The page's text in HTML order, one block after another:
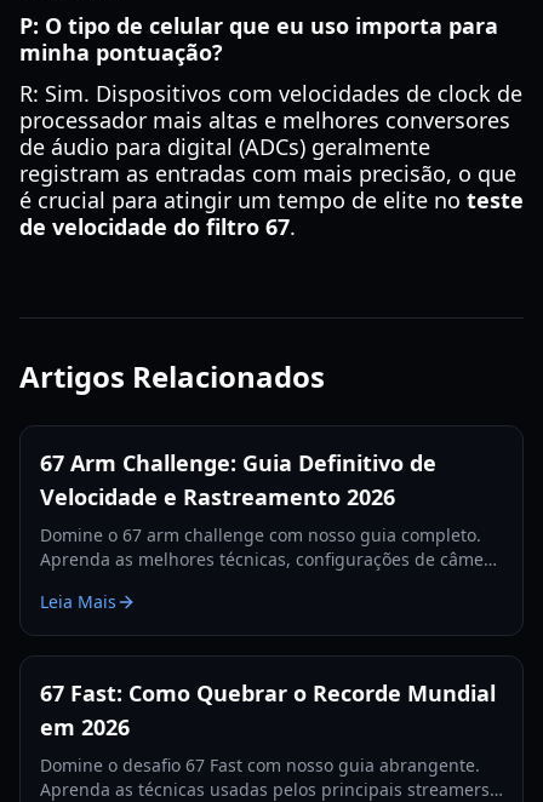
P: O tipo de celular que eu uso importa para
minha pontuação?
R: Sim. Dispositivos com velocidades de clock de
processador mais altas e melhores conversores
de áudio para digital (ADCs) geralmente
registram as entradas com mais precisão, o que
é crucial para atingir um tempo de elite no teste
de velocidade do filtro 67.
Artigos Relacionados
67 Arm Challenge: Guia Definitivo de
Velocidade e Rastreamento 2026
Domine o 67 arm challenge com nosso guia completo.
Aprenda as melhores técnicas, configurações de câmera
mundial em 2026.
Leia Mais
67 Fast: Como Quebrar o Recorde Mundial
em 2026
Domine o desafio 67 Fast com nosso guia abrangente.
Aprenda as técnicas usadas pelos principais streamers